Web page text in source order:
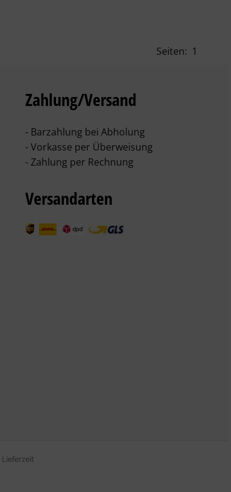
Seiten: 1
Zahlung/Versand
- Barzahlung bei Abholung
- Vorkasse per Überweisung
- Zahlung per Rechnung
Versandarten
Lieferzeit